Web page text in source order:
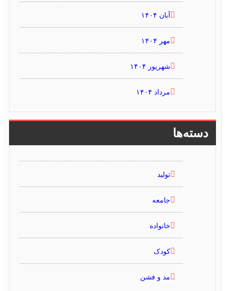
آبان ۱۴۰۴
مهر ۱۴۰۴
شهریور ۱۴۰۴
مرداد ۱۴۰۴
دسته‌ها
تولید
جامعه
خانواده
کودک
مد و فشن